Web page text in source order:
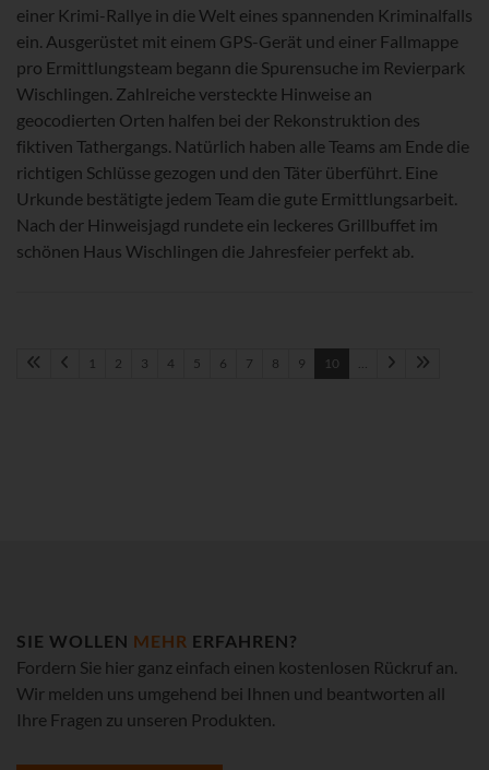
einer Krimi-Rallye in die Welt eines spannenden Kriminalfalls
ein. Ausgerüstet mit einem GPS-Gerät und einer Fallmappe
pro Ermittlungsteam begann die Spurensuche im Revierpark
Wischlingen. Zahlreiche versteckte Hinweise an
geocodierten Orten halfen bei der Rekonstruktion des
fiktiven Tathergangs. Natürlich haben alle Teams am Ende die
richtigen Schlüsse gezogen und den Täter überführt. Eine
Urkunde bestätigte jedem Team die gute Ermittlungsarbeit.
Nach der Hinweisjagd rundete ein leckeres Grillbuffet im
schönen Haus Wischlingen die Jahresfeier perfekt ab.
1 2 3 4 5 6 7 8 9 10 …
SIE WOLLEN MEHR ERFAHREN?
Fordern Sie hier ganz einfach einen kostenlosen Rückruf an.
Wir melden uns umgehend bei Ihnen und beantworten all
Ihre Fragen zu unseren Produkten.